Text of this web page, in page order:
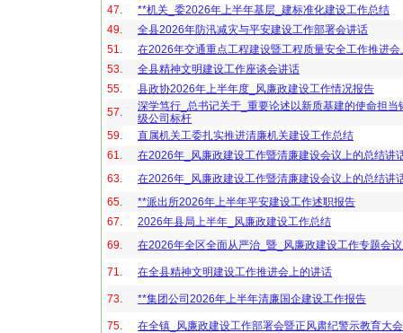
47.
**机关_委2026年上半年基层_建标准化建设工作总结
49.
全县2026年防汛减灾与平安建设工作部署会讲话
51.
在2026年交通重点工程建设暨工程质量安全工作推进会
53.
全县精神文明建设工作座谈会讲话
55.
县政协2026年上半年度_风廉政建设工作情况报告
57.
深学笃行_总书记关于_重要论述以新质基建的使命担当
级公司标杆
59.
直属机关工委扎实推进清廉机关建设工作总结
61.
在2026年_风廉政建设工作暨清廉建设会议上的总结讲
63.
在2026年_风廉政建设工作暨清廉建设会议上的总结讲
65.
**派出所2026年上半年平安建设工作述职报告
67.
2026年县局上半年_风廉政建设工作总结
69.
在2026年全区全面从严治_暨_风廉政建设工作专题会
71. 在全县精神文明建设工作推进会上的讲话
73. **集团公司2026年上半年清廉国企建设工作报告
75.
在全镇_风廉政建设工作部署会暨正风肃纪警示教育大